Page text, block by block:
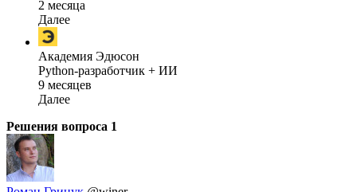
2 месяца
Далее
Академия Эдюсон
Python-разработчик + ИИ
9 месяцев
Далее
Решения вопроса 1